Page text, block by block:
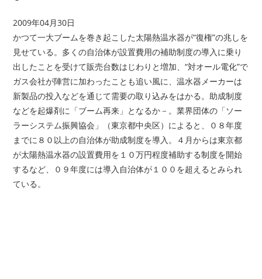
2009年04月30日
かつて一大ブームを巻き起こした太陽熱温水器が“復権”の兆しを
見せている。多くの自治体が設置費用の補助制度の導入に乗り
出したことを受けて販売台数はじわりと増加、“対オール電化”で
ガス会社が陣営に加わったことも追い風に、温水器メーカーは
新製品の投入などを通じて需要の取り込みをはかる。助成制度
などを起爆剤に「ブーム再来」となるか－。業界団体の「ソー
ラーシステム振興協会」（東京都中央区）によると、０８年度
までに８０以上の自治体が助成制度を導入。４月からは東京都
が太陽熱温水器の設置費用を１０万円程度補助する制度を開始
するなど、０９年度には導入自治体が１００を超えるとみられ
ている。